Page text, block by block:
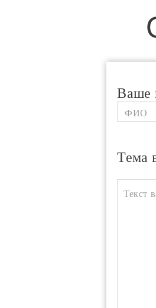
Ваше
Тема